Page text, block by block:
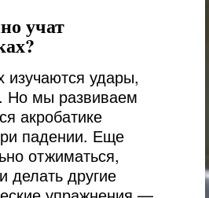
учат
изучаются удары,
Но мы развиваем
акробатике
падении. Еще
отжиматься,
делать другие